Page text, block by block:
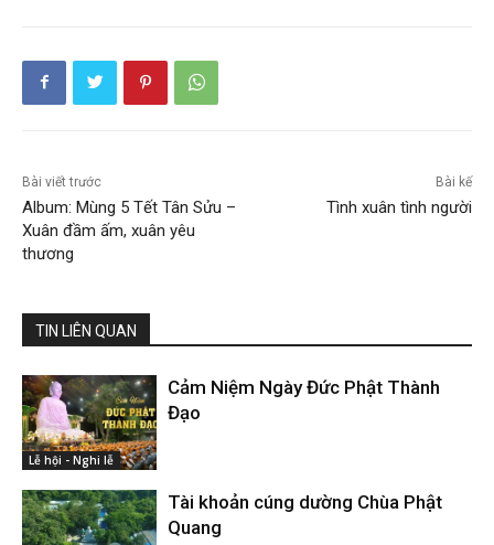
Bài viết trước
Album: Mùng 5 Tết Tân Sửu –
Xuân đầm ấm, xuân yêu
thương
Bài kế
Tình xuân tình người
TIN LIÊN QUAN
Lễ hội - Nghi lễ
Cảm Niệm Ngày Đức Phật Thành
Đạo
Tài khoản cúng dường Chùa Phật
Quang